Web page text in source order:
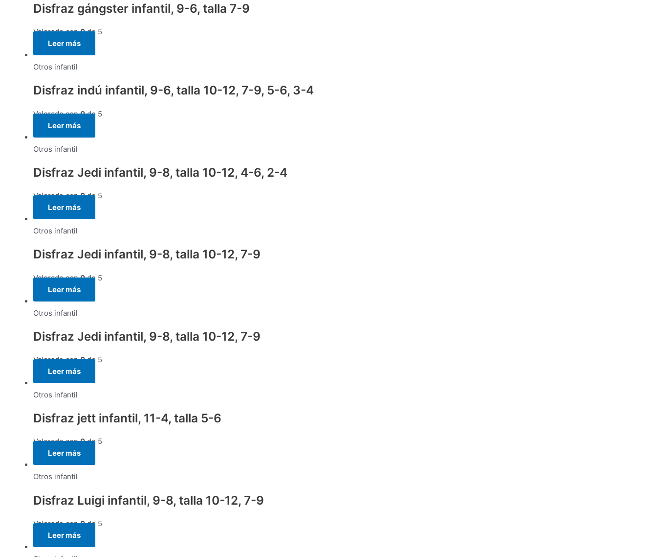
Disfraz gángster infantil, 9-6, talla 7-9
Valorado con0de 5
Leer más
Otros infantil
Disfraz indú infantil, 9-6, talla 10-12, 7-9, 5-6, 3-4
Valorado con0de 5
Leer más
Otros infantil
Disfraz Jedi infantil, 9-8, talla 10-12, 4-6, 2-4
Valorado con0de 5
Leer más
Otros infantil
Disfraz Jedi infantil, 9-8, talla 10-12, 7-9
Valorado con0de 5
Leer más
Otros infantil
Disfraz Jedi infantil, 9-8, talla 10-12, 7-9
Valorado con0de 5
Leer más
Otros infantil
Disfraz jett infantil, 11-4, talla 5-6
Valorado con0de 5
Leer más
Otros infantil
Disfraz Luigi infantil, 9-8, talla 10-12, 7-9
Valorado con0de 5
Leer más